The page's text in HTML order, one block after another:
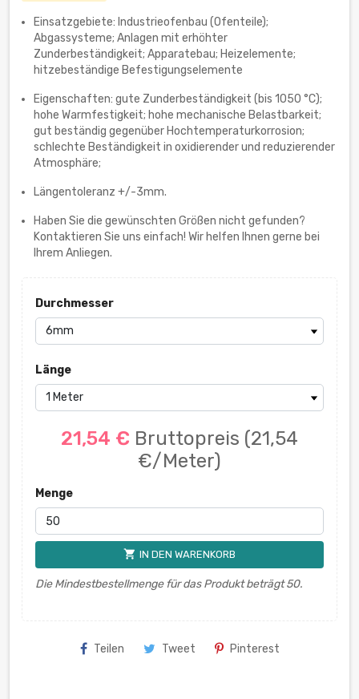
Einsatzgebiete: Industrieofenbau (Ofenteile);
Abgassysteme; Anlagen mit erhöhter
Zunderbeständigkeit; Apparatebau; Heizelemente;
hitzebeständige Befestigungselemente
Eigenschaften: gute Zunderbeständigkeit (bis 1050 °C);
hohe Warmfestigkeit; hohe mechanische Belastbarkeit;
gut beständig gegenüber Hochtemperaturkorrosion;
schlechte Beständigkeit in oxidierender und reduzierender
Atmosphäre;
Längentoleranz +/-3mm.
Haben Sie die gewünschten Größen nicht gefunden?
Kontaktieren Sie uns einfach! Wir helfen Ihnen gerne bei
Ihrem Anliegen.
Durchmesser
Länge
21,54 € Bruttopreis (21,54
€/Meter)
Menge
shopping_cart IN DEN WARENKORB
Die Mindestbestellmenge für das Produkt beträgt 50.
Teilen Tweet Pinterest